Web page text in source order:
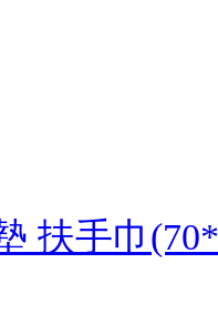
扶手巾